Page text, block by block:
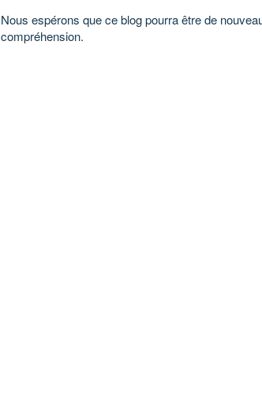
Nous espérons que ce blog pourra être de
compréhension.